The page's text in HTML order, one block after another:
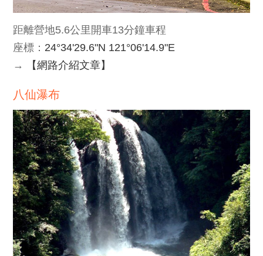
距離營地5.6公里開車13分鐘車程
座標： 24°34'29.6"N 121°06'14.9"E
→
【網路介紹文章】
八仙瀑布